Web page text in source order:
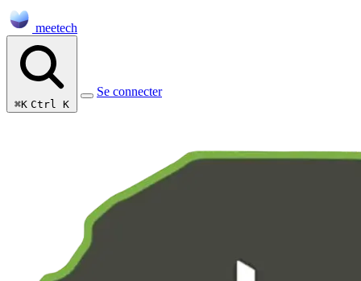
meetech
⌘K Ctrl K
Se connecter